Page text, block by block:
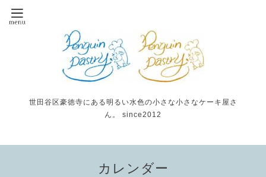
世田谷区豪徳寺にある明るい水色の小さな小さなケーキ屋さ
ん。 since2012
カレンダー